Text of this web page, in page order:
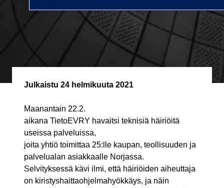
Julkaistu 24 helmikuuta 2021
Maanantain 22.2.
aikana TietoEVRY havaitsi teknisiä häiriöitä
useissa palveluissa,
joita yhtiö toimittaa 25:lle kaupan, teollisuuden ja
palvelualan asiakkaalle Norjassa.
Selvityksessä kävi ilmi, että häiriöiden aiheuttaja
on kiristyshaittaohjelmahyökkäys, ja näin